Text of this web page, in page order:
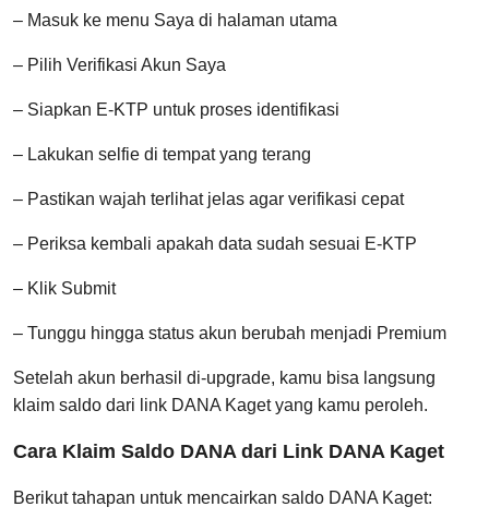
– Masuk ke menu Saya di halaman utama
– Pilih Verifikasi Akun Saya
– Siapkan E-KTP untuk proses identifikasi
– Lakukan selfie di tempat yang terang
– Pastikan wajah terlihat jelas agar verifikasi cepat
– Periksa kembali apakah data sudah sesuai E-KTP
– Klik Submit
– Tunggu hingga status akun berubah menjadi Premium
Setelah akun berhasil di-upgrade, kamu bisa langsung
klaim saldo dari link DANA Kaget yang kamu peroleh.
Cara Klaim Saldo DANA dari Link DANA Kaget
Berikut tahapan untuk mencairkan saldo DANA Kaget: